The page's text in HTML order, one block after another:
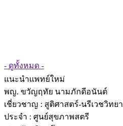
- ดูทั้งหมด -
แนะนำแพทย์ใหม่
พญ. ขวัญฤทัย นามภักดีอนันต์
เชี่ยวชาญ : สูติศาสตร์-นรีเวชวิทยา
ประจำ : ศูนย์สุขภาพสตรี